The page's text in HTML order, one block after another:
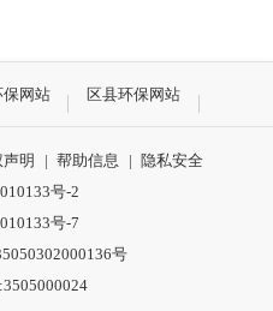
保网站 区县环保网站
声明 | 帮助信息 | 隐私安全
号-2
号-7
号